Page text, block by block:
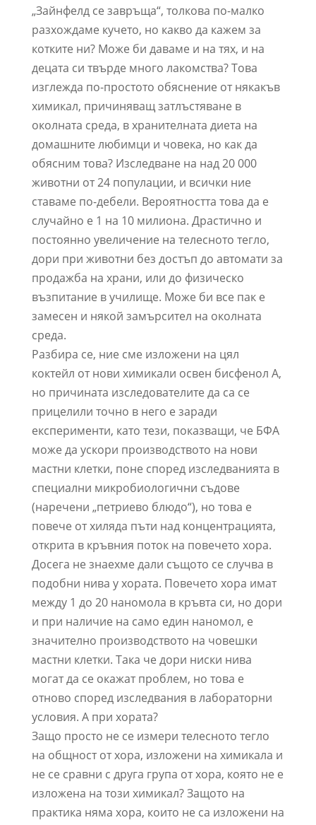
„Зайнфелд се завръща“, толкова по-малко
разхождаме кучето, но какво да кажем за
котките ни? Може би даваме и на тях, и на
децата си твърде много лакомства? Това
изглежда по-простото обяснение от някакъв
химикал, причиняващ затлъстяване в
околната среда, в хранителната диета на
домашните любимци и човека, но как да
обясним това? Изследване на над 20 000
животни от 24 популации, и всички ние
ставаме по-дебели. Вероятността това да е
случайно е 1 на 10 милиона. Драстично и
постоянно увеличение на телесното тегло,
дори при животни без достъп до автомати за
продажба на храни, или до физическо
възпитание в училище. Може би все пак е
замесен и някой замърсител на околната
среда.
Разбира се, ние сме изложени на цял
коктейл от нови химикали освен бисфенол А,
но причината изследователите да са се
прицелили точно в него е заради
експерименти, като тези, показващи, че БФА
може да ускори производството на нови
мастни клетки, поне според изследванията в
специални микробиологични съдове
(наречени „петриево блюдо“), но това е
повече от хиляда пъти над концентрацията,
открита в кръвния поток на повечето хора.
Досега не знаехме дали същото се случва в
подобни нива у хората. Повечето хора имат
между 1 до 20 наномола в кръвта си, но дори
и при наличие на само един наномол, е
значително производството на човешки
мастни клетки. Така че дори ниски нива
могат да се окажат проблем, но това е
отново според изследвания в лабораторни
условия. А при хората?
Защо просто не се измери телесното тегло
на общност от хора, изложени на химикала и
не се сравни с друга група от хора, която не е
изложена на този химикал? Защото на
практика няма хора, които не са изложени на